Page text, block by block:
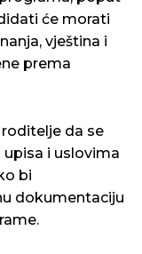
će morati
vještina i
prema
da se
i uslovima
bi
dokumentaciju